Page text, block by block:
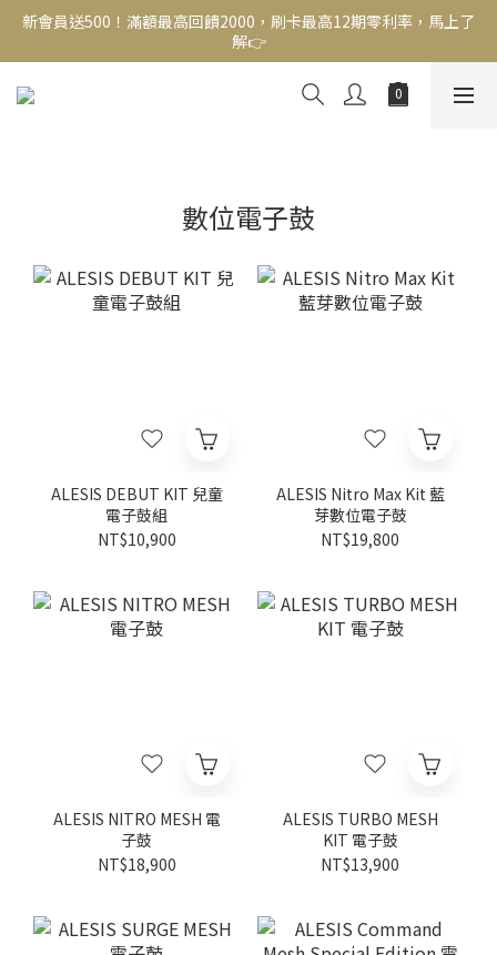
新會員送500！滿額最高回饋2000，刷卡最高12期零利率，馬上了
解👉
新會員送500！滿額最高回饋2000，刷卡最高12期零利率，馬上了
解👉
結帳頁選zingala銀角零卡分期，輕鬆打包
數位電子鼓
ALESIS DEBUT KIT 兒童
電子鼓組
NT$10,900
ALESIS Nitro Max Kit 藍
芽數位電子鼓
NT$19,800
ALESIS NITRO MESH 電
子鼓
NT$18,900
ALESIS TURBO MESH
KIT 電子鼓
NT$13,900